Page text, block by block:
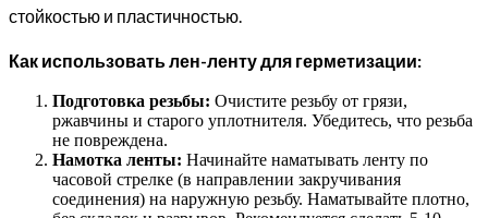
стойкостью и пластичностью.
Как использовать лен-ленту для герметизации:
Подготовка резьбы: Очистите резьбу от грязи,
ржавчины и старого уплотнителя. Убедитесь, что резьба
не повреждена.
Намотка ленты: Начинайте наматывать ленту по
часовой стрелке (в направлении закручивания
соединения) на наружную резьбу. Наматывайте плотно,